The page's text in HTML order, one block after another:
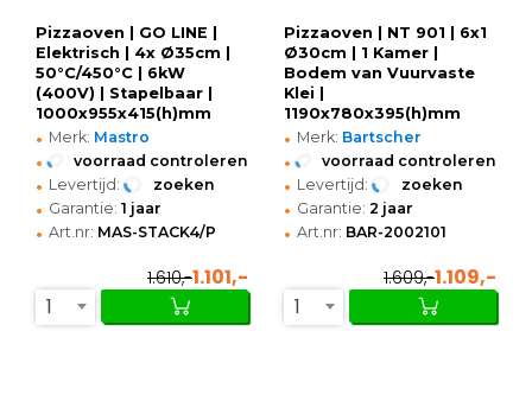
Pizzaoven | GO LINE |
Elektrisch | 4x Ø35cm |
50°C/450°C | 6kW
(400V) | Stapelbaar |
1000x955x415(h)mm
• Merk: Mastro
• voorraad controleren
• Levertijd: zoeken
• Garantie: 1 jaar
• Art.nr: MAS-STACK4/P
1.610,-1.101,-
1
Pizzaoven | NT 901 | 6x1
Ø30cm | 1 Kamer |
Bodem van Vuurvaste
Klei |
1190x780x395(h)mm
• Merk: Bartscher
• voorraad controleren
• Levertijd: zoeken
• Garantie: 2 jaar
• Art.nr: BAR-2002101
1.609,-1.109,-
1